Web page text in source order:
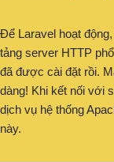
Để Laravel hoạt
tảng server HTTP
đã được cài đặt rồi.
dàng! Khi kết nối với
dịch vụ hệ thống
này.